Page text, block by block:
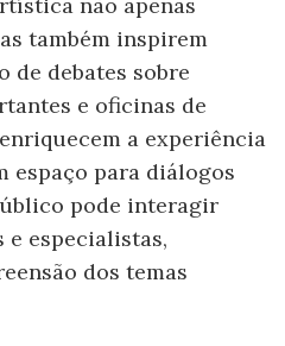
também inspirem
de debates sobre
e oficinas de
a experiência
espaço para diálogos
pode interagir
e especialistas,
dos temas